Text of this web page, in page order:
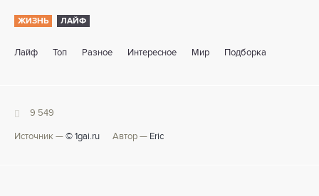
ЖИЗНЬ ЛАЙФ
Лайф Топ Разное Интересное Мир Подборка
9 549
Источник — © 1gai.ru Автор — Eric